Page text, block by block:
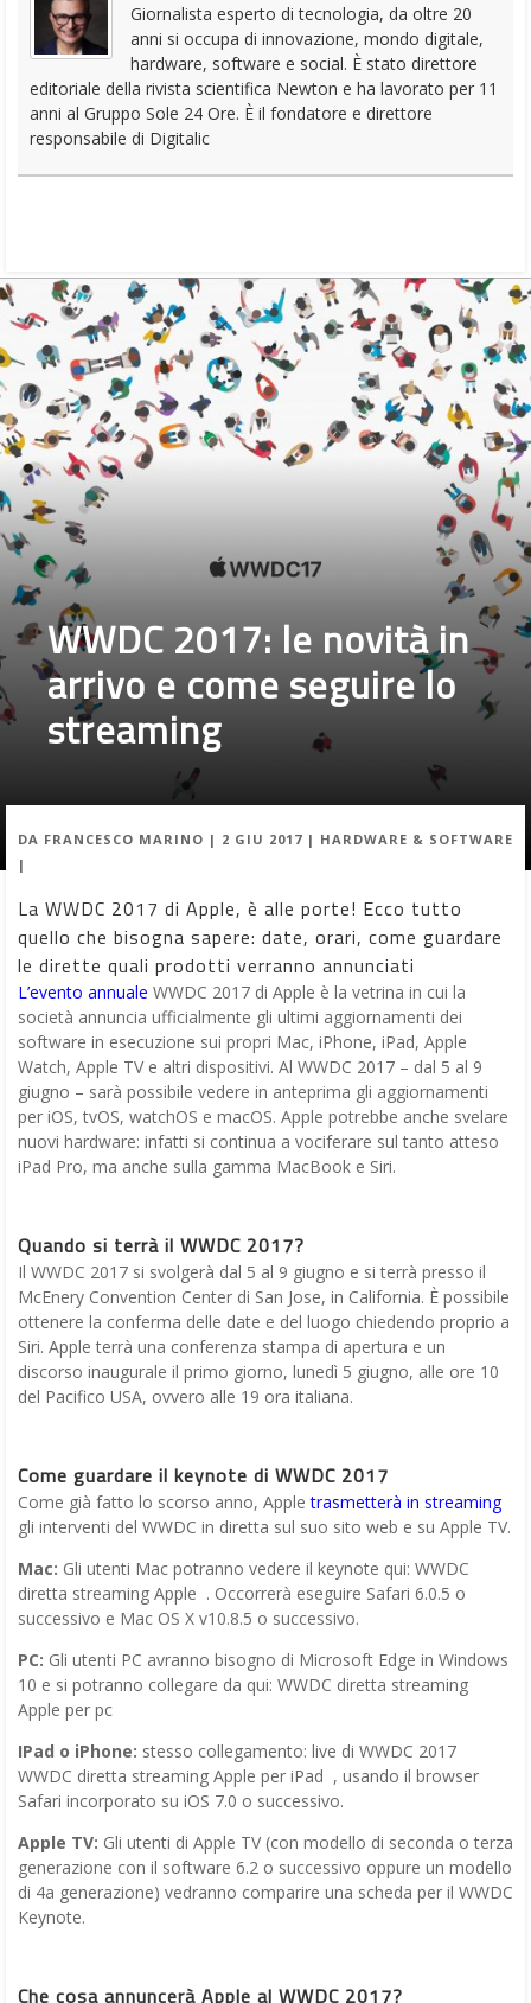
Giornalista esperto di tecnologia, da oltre 20
anni si occupa di innovazione, mondo digitale,
hardware, software e social. È stato direttore
editoriale della rivista scientifica Newton e ha lavorato per 11
anni al Gruppo Sole 24 Ore. È il fondatore e direttore
responsabile di Digitalic
WWDC 2017: le novità in
arrivo e come seguire lo
streaming
DA FRANCESCO MARINO | 2 GIU 2017 | HARDWARE & SOFTWARE
|
La WWDC 2017 di Apple, è alle porte! Ecco tutto
quello che bisogna sapere: date, orari, come guardare
le dirette quali prodotti verranno annunciati
L’evento annuale WWDC 2017 di Apple è la vetrina in cui la
società annuncia ufficialmente gli ultimi aggiornamenti dei
software in esecuzione sui propri Mac, iPhone, iPad, Apple
Watch, Apple TV e altri dispositivi. Al WWDC 2017 – dal 5 al 9
giugno – sarà possibile vedere in anteprima gli aggiornamenti
per iOS, tvOS, watchOS e macOS. Apple potrebbe anche svelare
nuovi hardware: infatti si continua a vociferare sul tanto atteso
iPad Pro, ma anche sulla gamma MacBook e Siri.
Quando si terrà il WWDC 2017?
Il WWDC 2017 si svolgerà dal 5 al 9 giugno e si terrà presso il
McEnery Convention Center di San Jose, in California. È possibile
ottenere la conferma delle date e del luogo chiedendo proprio a
Siri. Apple terrà una conferenza stampa di apertura e un
discorso inaugurale il primo giorno, lunedì 5 giugno, alle ore 10
del Pacifico USA, ovvero alle 19 ora italiana.
Come guardare il keynote di WWDC 2017
Come già fatto lo scorso anno, Apple trasmetterà in streaming
gli interventi del WWDC in diretta sul suo sito web e su Apple TV.
Mac: Gli utenti Mac potranno vedere il keynote qui: WWDC
diretta streaming Apple . Occorrerà eseguire Safari 6.0.5 o
successivo e Mac OS X v10.8.5 o successivo.
PC: Gli utenti PC avranno bisogno di Microsoft Edge in Windows
10 e si potranno collegare da qui: WWDC diretta streaming
Apple per pc
IPad o iPhone: stesso collegamento: live di WWDC 2017
WWDC diretta streaming Apple per iPad , usando il browser
Safari incorporato su iOS 7.0 o successivo.
Apple TV: Gli utenti di Apple TV (con modello di seconda o terza
generazione con il software 6.2 o successivo oppure un modello
di 4a generazione) vedranno comparire una scheda per il WWDC
Keynote.
Che cosa annuncerà Apple al WWDC 2017?